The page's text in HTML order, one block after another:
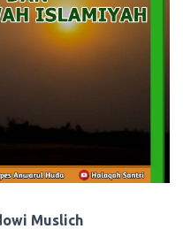
Muslich